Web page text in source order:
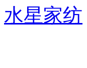
水星家纺